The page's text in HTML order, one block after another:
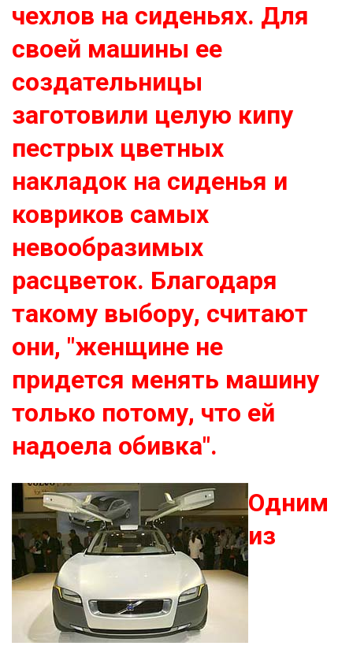
чехлов на сиденьях. Для
своей машины ее
создательницы
заготовили целую кипу
пестрых цветных
накладок на сиденья и
ковриков самых
невообразимых
расцветок. Благодаря
такому выбору, считают
они, "женщине не
придется менять машину
только потому, что ей
надоела обивка".
Одним
из